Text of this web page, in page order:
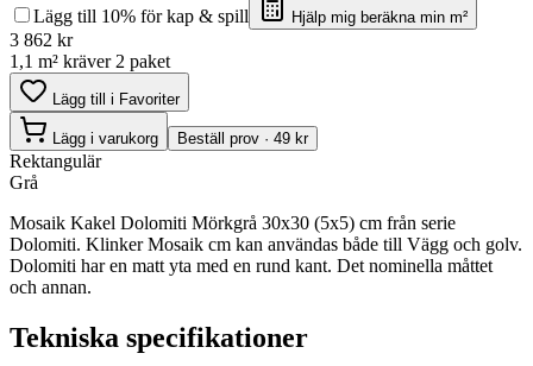
Lägg till 10% för kap & spill
Hjälp mig beräkna min m²
3 862 kr
1,1 m² kräver 2 paket
Lägg till i Favoriter
Lägg i varukorg Beställ prov · 49 kr
Rektangulär
Grå
Mosaik Kakel Dolomiti Mörkgrå 30x30 (5x5) cm från serie
Dolomiti. Klinker Mosaik cm kan användas både till Vägg och golv.
Dolomiti har en matt yta med en rund kant. Det nominella måttet
och annan.
Tekniska specifikationer